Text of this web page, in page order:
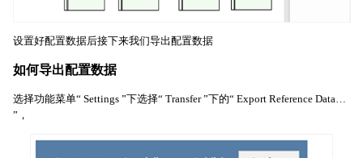
设置好配置数据后接下来我们导出配置数据
如何导出配置数据
选择功能菜单“ Settings ”下选择“ Transfer ”下的“ Export Reference Data…
”，